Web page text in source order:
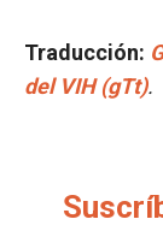
Traducción:
del VIH (gTt).